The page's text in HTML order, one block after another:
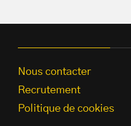
Nous contacter
Recrutement
Politique de cookies